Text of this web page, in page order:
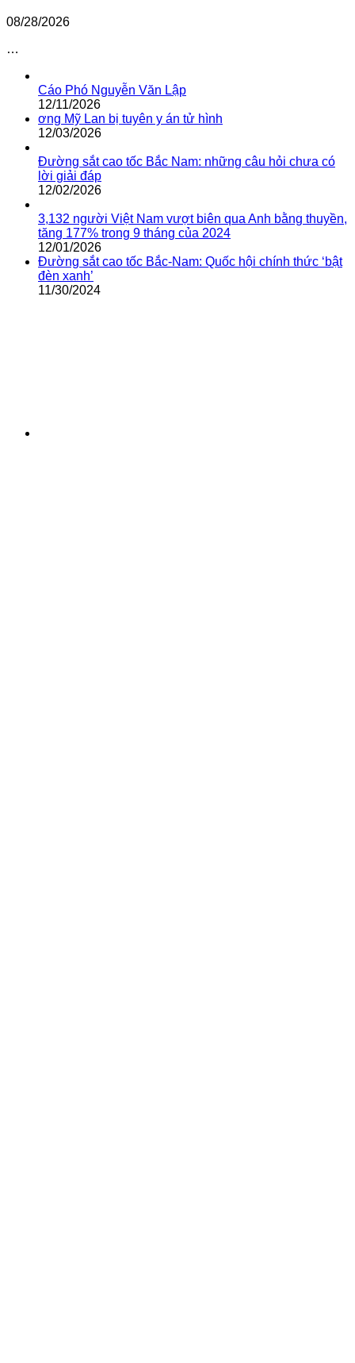
08/28/2026
…
Cáo Phó Nguyễn Văn Lập
12/11/2026
ơng Mỹ Lan bị tuyên y án tử hình
12/03/2026
Đường sắt cao tốc Bắc Nam: những câu hỏi chưa có
lời giải đáp
12/02/2026
3,132 người Việt Nam vượt biên qua Anh bằng thuyền,
tăng 177% trong 9 tháng của 2024
12/01/2026
Đường sắt cao tốc Bắc-Nam: Quốc hội chính thức ‘bật
đèn xanh’
11/30/2024